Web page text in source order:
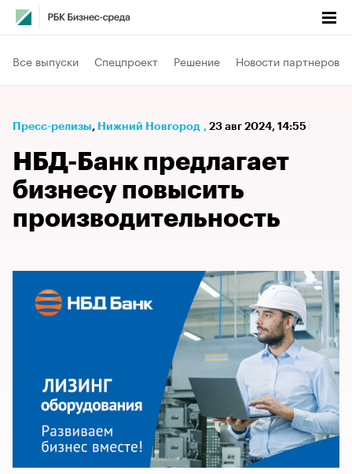
Все выпуски Спецпроект Решение Новости партнеров
Пресс-релизы⁠, Нижний Новгород , 23 авг 2024, 14:55
НБД-Банк предлагает
бизнесу повысить
производительность